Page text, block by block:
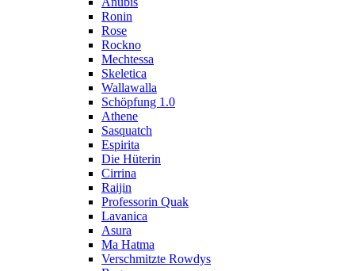
Ronin
Rose
Rockno
Mechtessa
Skeletica
Wallawalla
Schöpfung 1.0
Athene
Sasquatch
Espirita
Die Hüterin
Cirrina
Raijin
Professorin Quak
Lavanica
Asura
Ma Hatma
Verschmitzte Rowdys